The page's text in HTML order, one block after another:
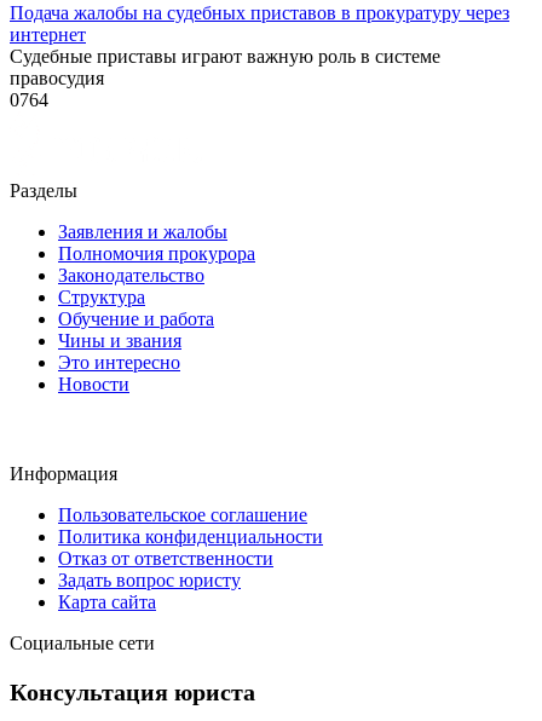
Подача жалобы на судебных приставов в прокуратуру через
интернет
Судебные приставы играют важную роль в системе
правосудия
0764
Разделы
Заявления и жалобы
Полномочия прокурора
Законодательство
Структура
Обучение и работа
Чины и звания
Это интересно
Новости
Информация
Пользовательское соглашение
Политика конфиденциальности
Отказ от ответственности
Задать вопрос юристу
Карта сайта
Социальные сети
Консультация юриста